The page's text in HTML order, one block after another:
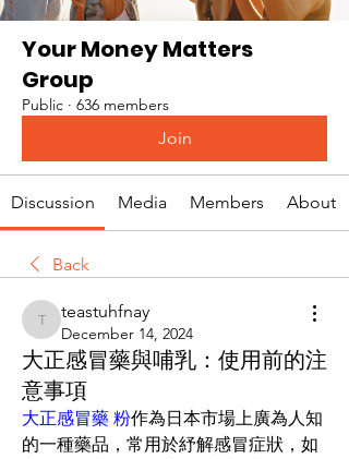
Your Money Matters
Group
Public · 636 members
Join
Discussion Media Members About
Back
teastuhfnay
teastuhfnay
December 14, 2024
大正感冒藥與哺乳：使用前的注
意事項
大正感冒藥 粉作為日本市場上廣為人知
的一種藥品，常用於紓解感冒症狀，如